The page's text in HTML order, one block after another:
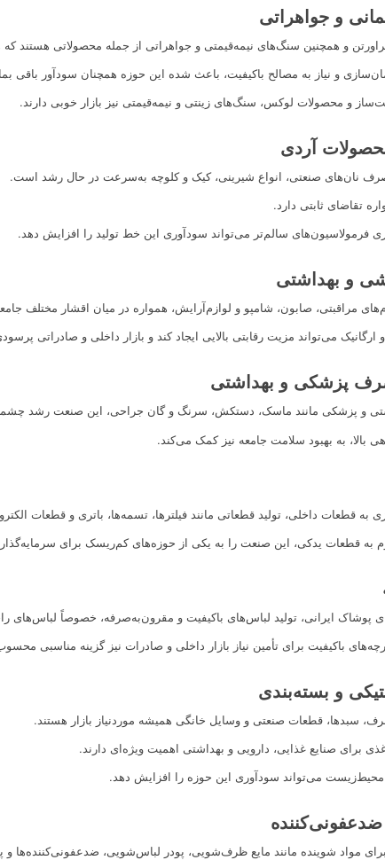
و جواهراتی
و همچنین سنگ‌های نیمه‌قیمتی و جواهراتی از جمله محصولاتی هستند
و نیاز به مصالح باکیفیت، باعث شده این حوزه همچنان سودآور باقی
و محصولات لوکس، سنگ‌های زینتی و نیمه‌قیمتی نیز بازار خوبی دارند.
آردی
نان‌های صنعتی، انواع شیرینی، کیک و کلوچه به‌سرعت در حال رشد است.
تقاضای ثابتی دارد.
فرمولاسیون‌های سالم‌تر می‌تواند سودآوری این خط تولید را افزایش دهد.
و بهداشتی
مراقبتی، صابون، شامپو و لوازم‌آرایش، همواره در میان اقشار مختلف
می‌تواند مزیت رقابتی بالایی ایجاد کند و بازار داخلی و صادراتی
پزشکی و بهداشتی
و پزشکی مانند ماسک، دستکش، سرنگ و گان جراحی، این صنعت رشد
بالا، به بهبود سلامت جامعه نیز کمک می‌کند.
به قطعات داخلی، تولید قطعاتی مانند فیلترها، تسمه‌ها، باتری و قطعات
به قطعات یدکی، این صنعت را به یکی از حوزه‌های کم‌ریسک برای
پوشاک ایرانی، تولید لباس‌های باکیفیت و مقرون‌به‌صرفه، خصوصاً
باکیفیت برای تأمین نیاز بازار داخلی و صادرات نیز گزینه مناسبی
و بسته‌بندی
سبدها، قطعات صنعتی و وسایل خانگی همیشه موردنیاز بازار هستند.
برای صنایع غذایی، دارویی و بهداشتی اهمیت ویژه‌ای دارند.
محیط‌زیست می‌تواند سودآوری این حوزه را افزایش دهد.
مواد شوینده مانند مایع ظرف‌شویی، پودر لباس‌شویی، ضدعفونی‌کننده‌ها و